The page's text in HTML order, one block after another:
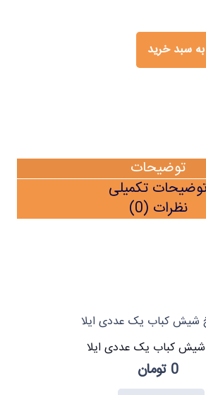
سبد خرید
توضیحات
تکمیلی
نظرات (0)
کباب یک عددی ایلا
0 تومان